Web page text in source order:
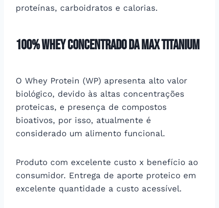
proteínas, carboidratos e calorias.
100% Whey Concentrado da Max Titanium
O Whey Protein (WP) apresenta alto valor
biológico, devido às altas concentrações
proteicas, e presença de compostos
bioativos, por isso, atualmente é
considerado um alimento funcional.
Produto com excelente custo x benefício ao
consumidor. Entrega de aporte proteico em
excelente quantidade a custo acessível.